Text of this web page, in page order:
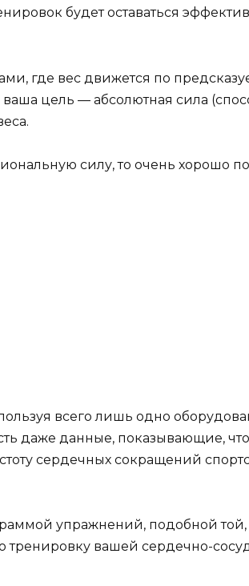
будет оставаться
где вес движется по
цель — абсолютная сила
силу, то очень хорошо
всего лишь одно
даже данные, показывающие,
сердечных сокращений
упражнений, подобной
вашей сердечно-